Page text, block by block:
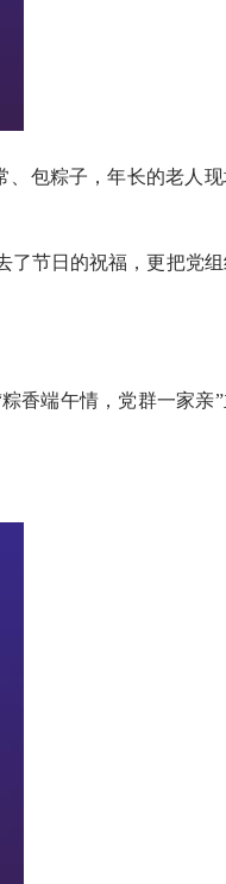
包粽子，年长的老人
节日的祝福，更把党组
香端午情，党群一家亲”